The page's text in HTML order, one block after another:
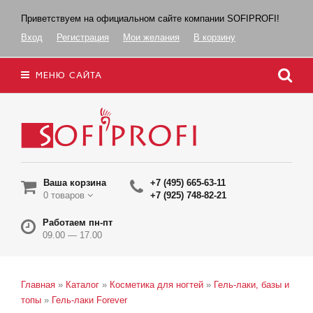
Приветствуем на официальном сайте компании SOFIPROFI!
Вход
Регистрация Мои желания В корзину
МЕНЮ САЙТА
Ваша корзина
0 товаров
+7 (495) 665-63-11
+7 (925) 748-82-21
Работаем пн-пт
09.00 — 17.00
Главная » Каталог » Косметика для ногтей » Гель-лаки, базы и
топы » Гель-лаки Forever